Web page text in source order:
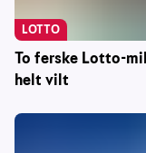
To ferske Lotto-
helt vilt
LOTTO